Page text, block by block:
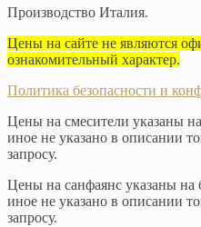
​Производство Италия.
Цены на сайте не являются
ознакомительный характер.
Политика безопасности и
Цены на смесители указаны
иное не указано в описании
запросу.
Цены на санфаянс указаны на
иное не указано в описании
запросу.